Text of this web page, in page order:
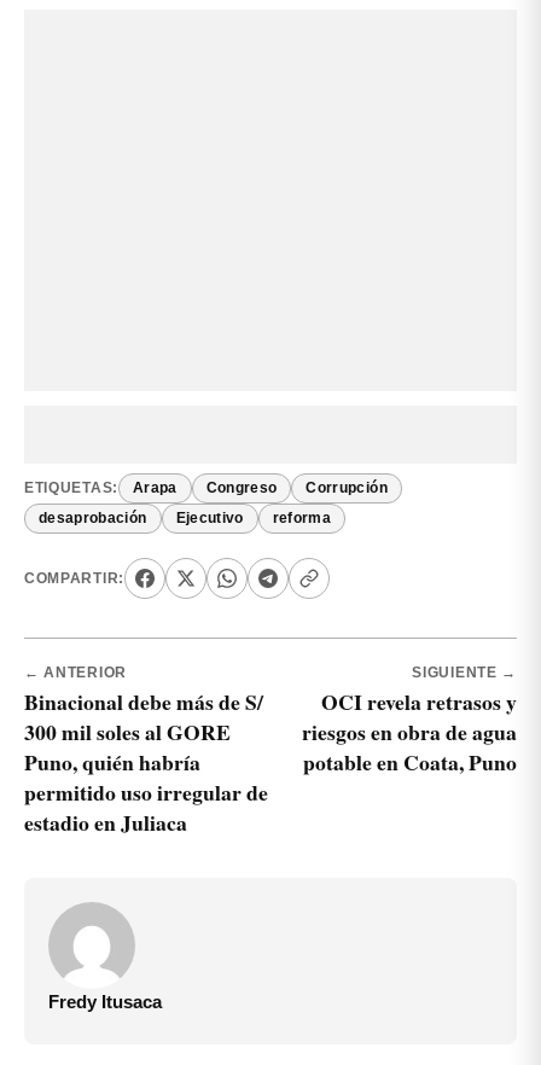
ETIQUETAS: Arapa Congreso Corrupción
desaprobación Ejecutivo reforma
COMPARTIR:
← ANTERIOR
Binacional debe más de S/
300 mil soles al GORE
Puno, quién habría
permitido uso irregular de
estadio en Juliaca
SIGUIENTE →
OCI revela retrasos y
riesgos en obra de agua
potable en Coata, Puno
Fredy Itusaca